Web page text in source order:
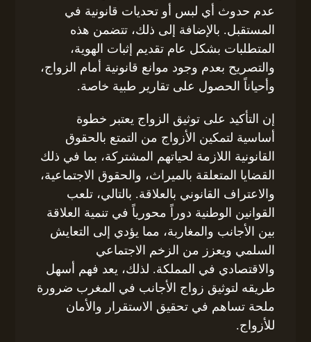
عدم حدوث أي لبس أو تحديات قانونية في
المستقبل. بالإضافة إلى ذلك، تتضمن هذه
المتطلبات بشكل عام تقديم إثبات الهوية،
والتصريح بعدم وجود موانع قانونية أمام الزواج،
وأحياناً الحصول على تقارير طبية خاصة.
إن التأكيد على توثيق الزواج يعتبر خطوة
أساسية لتمكين الأزواج من التمتع بالحقوق
القانونية اللازمة لحياتهم المشتركة، بما في ذلك
القضايا المتعلقة بالميراث، والحقوق الاجتماعية،
والاعتراف القانوني بالعلاقة. بالتالي، تلعب
القوانين الوطنية دوراً محورياً في تنمية العلاقة
بين الأجانب والمغاربة، مما يؤدي إلى التعايش
السلمي ويعزز من الزخم الاجتماعي
والاقتصادي في المملكة. لذلك، يعد فهم أسهل
طريقه لتوثيق زواج الأجانب في المغرب ضرورة
ملحة تساهم في تحقيق الاستقرار والأمان
للأزواج.